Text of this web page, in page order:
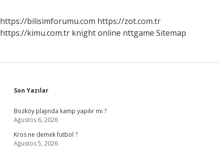
https://bilisimforumu.com https://zot.com.tr
https://kimu.com.tr knight online nttgame Sitemap
Sidebar
Son Yazılar
Bozköy plajında kamp yapılır mı ?
Ağustos 6, 2026
Kros ne demek futbol ?
Ağustos 5, 2026